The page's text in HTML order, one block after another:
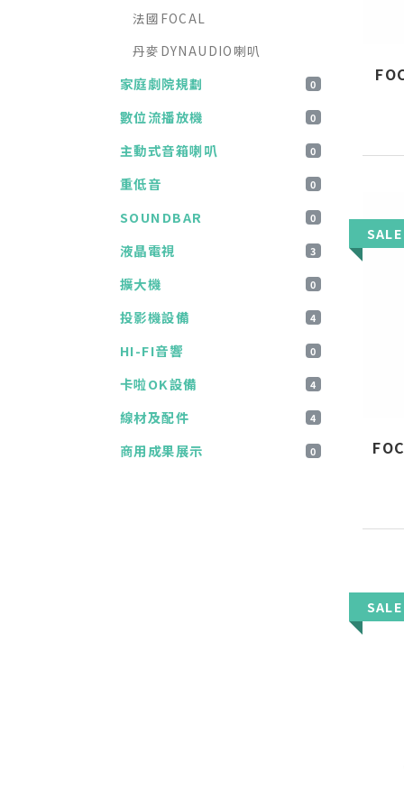
法國FOCAL
丹麥DYNAUDIO喇叭
家庭劇院規劃 0
數位流播放機 0
主動式音箱喇叭 0
重低音 0
SOUNDBAR 0
液晶電視 3
擴大機 0
投影機設備 4
HI-FI音響 0
卡啦OK設備 4
線材及配件 4
商用成果展示 0
SALE
SALE